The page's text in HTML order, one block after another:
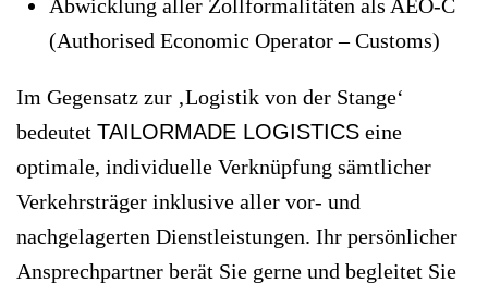
Abwicklung aller Zollformalitäten als AEO-C
(Authorised Economic Operator – Customs)
Im Gegensatz zur ‚Logistik von der Stange‘
bedeutet TAILORMADE LOGISTICS eine
optimale, individuelle Verknüpfung sämtlicher
Verkehrsträger inklusive aller vor- und
nachgelagerten Dienstleistungen. Ihr persönlicher
Ansprechpartner berät Sie gerne und begleitet Sie